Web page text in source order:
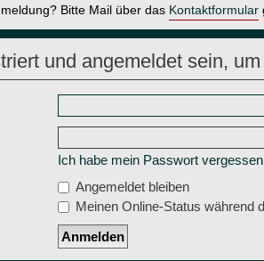
Bitte Mail über das Kontaktformular
und angemeldet sein,
Ich habe mein Passwort vergessen
Angemeldet bleiben
Meinen Online-Status während